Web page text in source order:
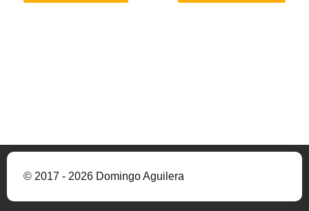
© 2017 - 2026 Domingo Aguilera